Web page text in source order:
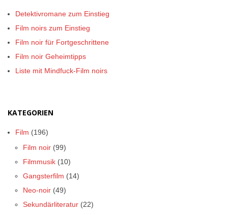
Detektivromane zum Einstieg
Film noirs zum Einstieg
Film noir für Fortgeschrittene
Film noir Geheimtipps
Liste mit Mindfuck-Film noirs
KATEGORIEN
Film (196)
Film noir (99)
Filmmusik (10)
Gangsterfilm (14)
Neo-noir (49)
Sekundärliteratur (22)